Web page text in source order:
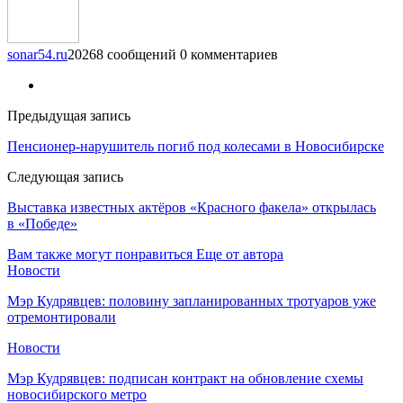
sonar54.ru20268 сообщений 0 комментариев
Предыдущая запись
Пенсионер-нарушитель погиб под колесами в Новосибирске
Следующая запись
Выставка известных актёров «Красного факела» открылась
в «Победе»
Вам также могут понравиться Еще от автора
Новости
Мэр Кудрявцев: половину запланированных тротуаров уже
отремонтировали
Новости
Мэр Кудрявцев: подписан контракт на обновление схемы
новосибирского метро